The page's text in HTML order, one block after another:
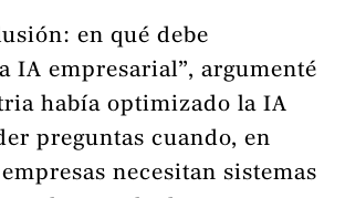
en qué debe
IA empresarial”, argumenté
había optimizado la IA
preguntas cuando, en
necesitan sistemas